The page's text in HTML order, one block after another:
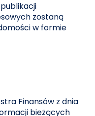
zostaną
w formie
Finansów z dnia
bieżących